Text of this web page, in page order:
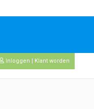
Inloggen | Klant worden